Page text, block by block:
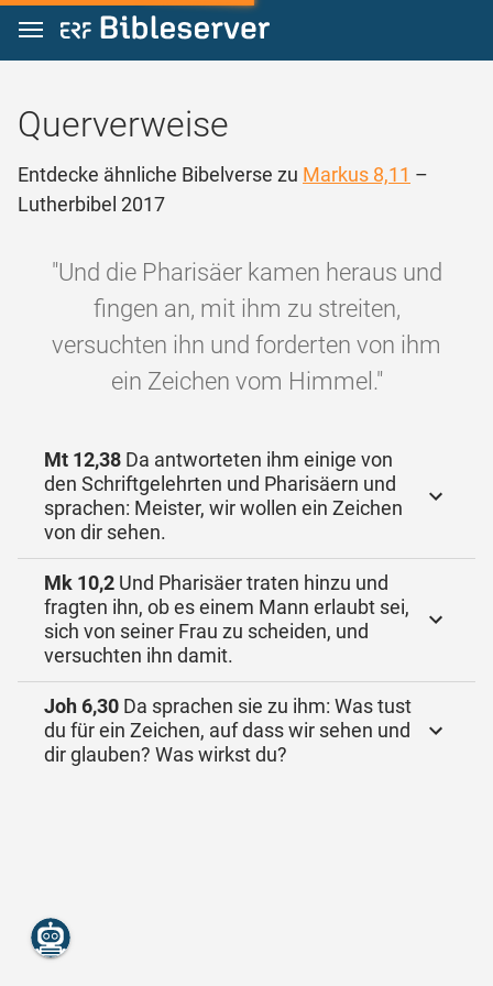
Zum Inhalt springen
Querverweise
Entdecke ähnliche Bibelverse zu Markus 8,11 –
Lutherbibel 2017
"Und die Pharisäer kamen heraus und
fingen an, mit ihm zu streiten,
versuchten ihn und forderten von ihm
ein Zeichen vom Himmel."
Mt 12,38 Da antworteten ihm einige von
den Schriftgelehrten und Pharisäern und
sprachen: Meister, wir wollen ein Zeichen
von dir sehen.
Mk 10,2 Und Pharisäer traten hinzu und
fragten ihn, ob es einem Mann erlaubt sei,
sich von seiner Frau zu scheiden, und
versuchten ihn damit.
Joh 6,30 Da sprachen sie zu ihm: Was tust
du für ein Zeichen, auf dass wir sehen und
dir glauben? Was wirkst du?